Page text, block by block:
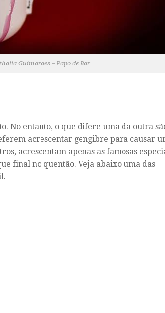
Guimaraes – Papo de Bar
No entanto, o que difere uma da outra
acrescentar gengibre para causar
acrescentam apenas as famosas
final no quentão. Veja abaixo uma das